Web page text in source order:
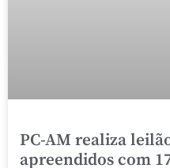
PC-AM realiza
apreendidos com